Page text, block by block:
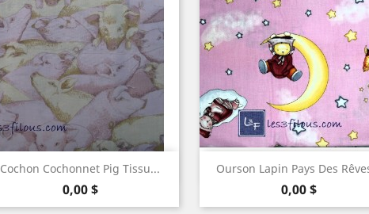
Cochon Cochonnet Pig Tissu...
Prix
0,00 $
Aperçu rapide Ourson Lapin Pays Des
Prix
0,00 $
Aperçu rapide